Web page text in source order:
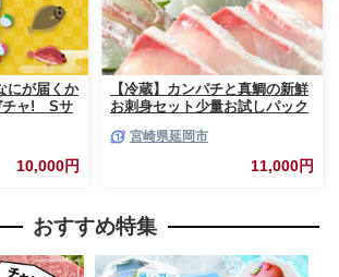
にが届くか
チャ! Sサ
10,000円
【冷蔵】カンパチと真鯛の新鮮
お刺身セット少量お試しパック
宮崎県延岡市
11,000円
おすすめ特集